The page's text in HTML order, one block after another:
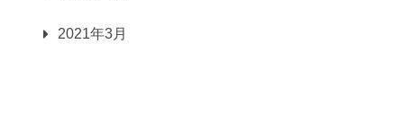
2021年3月